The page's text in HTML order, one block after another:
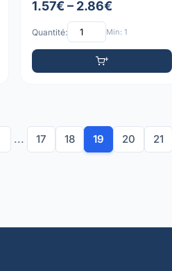
1.57€ – 2.86€
Quantité: Min: 1
... 17 18 19 20 21